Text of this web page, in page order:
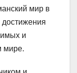
мир в
и
мире.